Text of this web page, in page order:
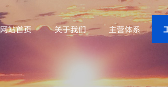
网站首页 关于我们 主营体系